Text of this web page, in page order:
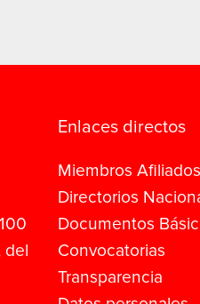
del
Enlaces directos
Miembros Afiliados
Directorios
Documentos
Convocatorias
Transparencia